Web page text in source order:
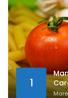
1